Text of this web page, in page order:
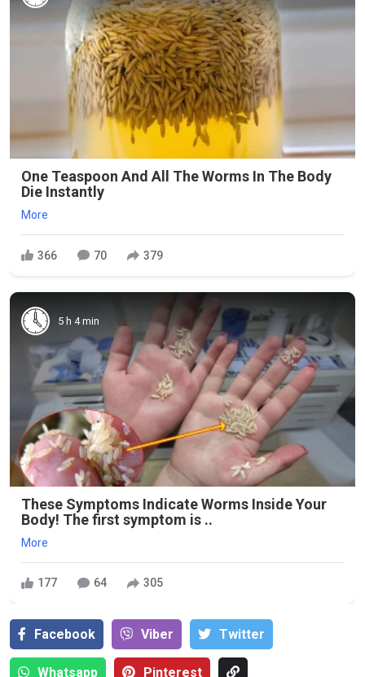
One Teaspoon And All The Worms In The Body
Die Instantly
More
366 70 379
5 h 4 min
These Symptoms Indicate Worms Inside Your
Body! The first symptom is ..
More
177 64 305
Facebook Viber Тwitter
Whatsapp Pinterest